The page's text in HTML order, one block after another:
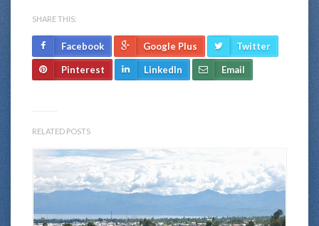
SHARE THIS:
Facebook Google Plus Twitter
Pinterest LinkedIn Email
RELATED POSTS